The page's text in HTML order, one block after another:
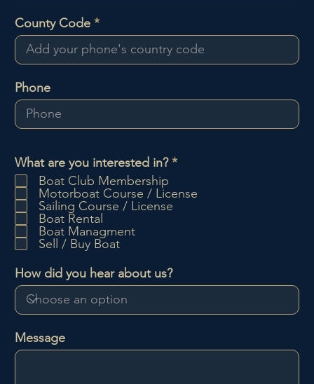
Message
County Code
Phone
What are you interested in?*O
i
e
Boat Club Membership
Motorboat Course / License
Sailing Course / License
Boat Rental
Boat Managment
Sell / Buy Boat
How did you hear about us?